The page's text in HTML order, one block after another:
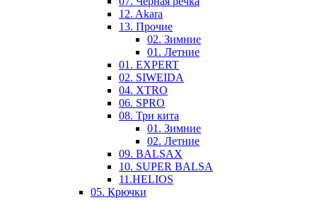
12. Akara
13. Прочие
02. Зимние
01. Летние
01. EXPERT
02. SIWEIDA
04. XTRO
06. SPRO
08. Три кита
01. Зимние
02. Летние
09. BALSAX
10. SUPER BALSA
11.HELIOS
05. Крючки